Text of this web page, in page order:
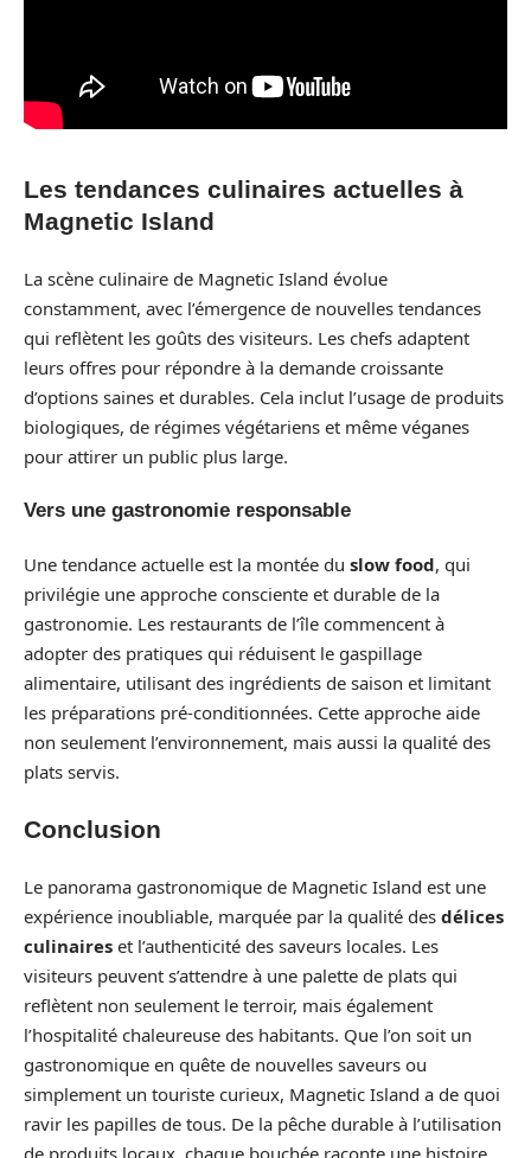
Les tendances culinaires actuelles à
Magnetic Island
La scène culinaire de Magnetic Island évolue
constamment, avec l’émergence de nouvelles tendances
qui reflètent les goûts des visiteurs. Les chefs adaptent
leurs offres pour répondre à la demande croissante
d’options saines et durables. Cela inclut l’usage de produits
biologiques, de régimes végétariens et même véganes
pour attirer un public plus large.
Vers une gastronomie responsable
Une tendance actuelle est la montée du slow food, qui
privilégie une approche consciente et durable de la
gastronomie. Les restaurants de l’île commencent à
adopter des pratiques qui réduisent le gaspillage
alimentaire, utilisant des ingrédients de saison et limitant
les préparations pré-conditionnées. Cette approche aide
non seulement l’environnement, mais aussi la qualité des
plats servis.
Conclusion
Le panorama gastronomique de Magnetic Island est une
expérience inoubliable, marquée par la qualité des délices
culinaires et l’authenticité des saveurs locales. Les
visiteurs peuvent s’attendre à une palette de plats qui
reflètent non seulement le terroir, mais également
l’hospitalité chaleureuse des habitants. Que l’on soit un
gastronomique en quête de nouvelles saveurs ou
simplement un touriste curieux, Magnetic Island a de quoi
ravir les papilles de tous. De la pêche durable à l’utilisation
de produits locaux, chaque bouchée raconte une histoire